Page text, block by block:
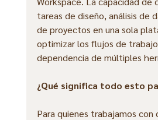
tareas de diseño, análisis de
de proyectos en una sola
optimizar los flujos de
dependencia de múltiples
¿Qué significa todo esto
Para quienes trabajamos con